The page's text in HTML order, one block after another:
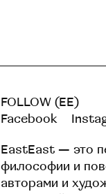
FOLLOW (EE)
Facebook
EastEast — это
философии и
авторами и